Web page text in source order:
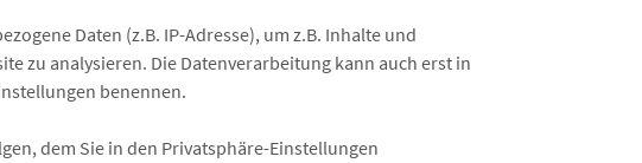
Daten (z.B. IP-Adresse), um z.B. Inhalte und
zu analysieren. Die Datenverarbeitung kann auch erst in
benennen.
dem Sie in den Privatsphäre-Einstellungen